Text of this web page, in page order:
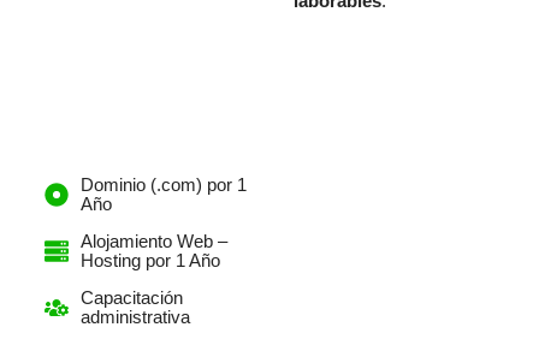
Dominio (.com) por 1
Año
Alojamiento Web –
Hosting por 1 Año
Capacitación
administrativa